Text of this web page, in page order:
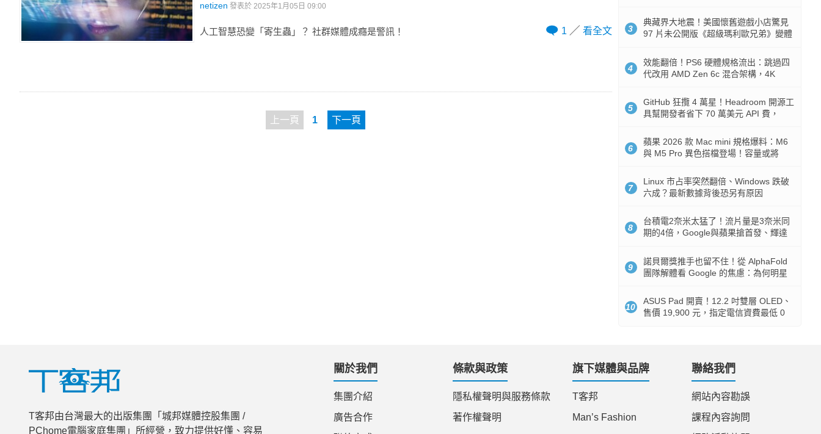
netizen 發表於 2025年1月05日 09:00
人工智慧恐變「寄生蟲」？ 社群媒體成癮是警訊！ 1 看全文
上一頁 1 下一頁
3
典藏界大地震！美國懷舊遊戲小店驚見
97 片未公開版《超級瑪利歐兄弟》變體
4
效能翻倍！PS6 硬體規格流出：跳過四
代改用 AMD Zen 6c 混合架構，4K
5
GitHub 狂攬 4 萬星！Headroom 開源工
具幫開發者省下 70 萬美元 API 費，
6
蘋果 2026 款 Mac mini 規格爆料：M6
與 M5 Pro 異色搭檔登場！容量或將
7
Linux 市占率突然翻倍、Windows 跌破
六成？最新數據背後恐另有原因
8
台積電2奈米太猛了！流片量是3奈米同
期的4倍，Google與蘋果搶首發、輝達
9
諾貝爾獎推手也留不住！從 AlphaFold
團隊解體看 Google 的焦慮：為何明星
10
ASUS Pad 開賣！12.2 吋雙層 OLED、
售價 19,900 元，指定電信資費最低 0
T客邦由台灣最大的出版集團「城邦媒體控股集團 /
PChome電腦家庭集團」所經營，致力提供好懂、容易
關於我們
集團介紹
廣告合作
條款與政策
隱私權聲明與服務條款
著作權聲明
旗下媒體與品牌
T客邦
Man’s Fashion
聯絡我們
網站內容勘誤
課程內容詢問